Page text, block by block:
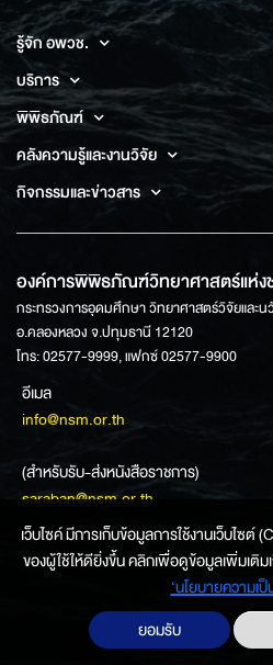
รู้จัก อพวช.
บริการ
พิพิธภัณฑ์
คลังความรู้และงานวิจัย
กิจกรรมและข่าวสาร
องค์การพิพิธภัณฑ์วิทยาศาสตร์แห่ง
กระทรวงการอุดมศึกษา วิทยาศาสตร์วิจัยและ
อ.คลองหลวง จ.ปทุมธานี 12120
โทร: 02577-9999, แฟกซ์ 02577-9900
อีเมล
info@nsm.or.th
(สำหรับรับ-ส่งหนังสือราชการ)
saraban@nsm.or.th
เว็บไซค์ มีการเก็บข้อมูลการใช้งานเว็บไ
ของผู้ใช้ให้ดียิ่งขึ้น คลิกเพื่อดูข้อมูลเพิ่มเติม
‘นโยบายความเ
ยอมรับ